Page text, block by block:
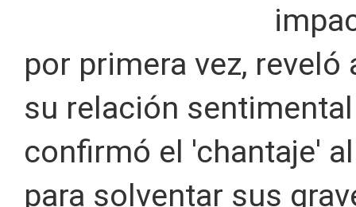
por primera vez,
su relación
confirmó el 'chantaje'
para solventar sus